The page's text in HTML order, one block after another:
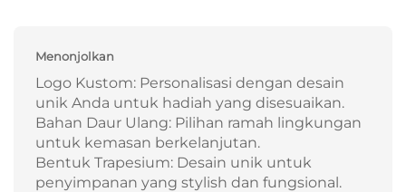
Menonjolkan
Logo Kustom: Personalisasi dengan desain
unik Anda untuk hadiah yang disesuaikan.
Bahan Daur Ulang: Pilihan ramah lingkungan
untuk kemasan berkelanjutan.
Bentuk Trapesium: Desain unik untuk
penyimpanan yang stylish dan fungsional.